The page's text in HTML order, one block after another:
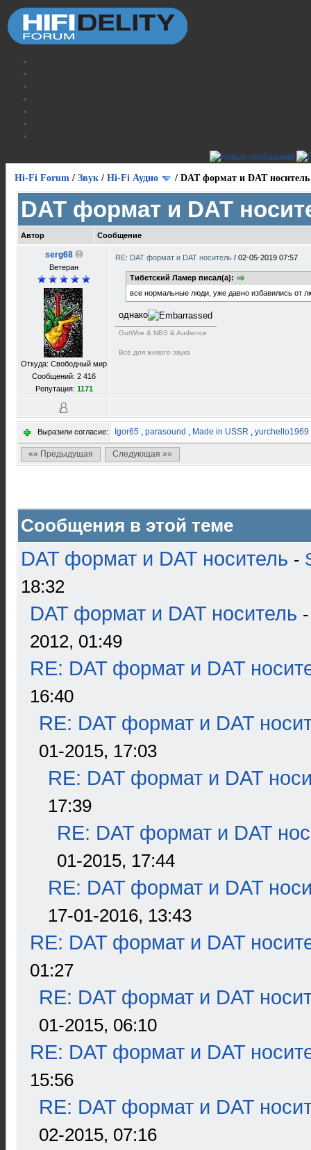
Hi-Fi Forum / Звук / Hi-Fi Аудио / DAT формат и DAT носитель
DAT формат и DAT
Автор Сообщение
serg68
Ветеран
Откуда: Свободный мир
Сообщений: 2 416
Репутация: 1171
RE: DAT формат и DAT носитель / 02-05-2019 07:57
Тибетский Ламер писал(а):
все нормальные люди, уже давно избавились от
однако
GutWire & NBS & Audience
Всё для живого звука
Выразили согласие: Igor65 , parasound , Made in USSR , yurchello1969
«« Предыдущая Следующая »»
Сообщения в этой теме
DAT формат и DAT носитель -
18:32
DAT формат и DAT носитель
2012, 01:49
RE: DAT формат и DAT
16:40
RE: DAT формат и DAT
01-2015, 17:03
RE: DAT формат и DAT
17:39
RE: DAT формат и DAT
01-2015, 17:44
RE: DAT формат и DAT
17-01-2016, 13:43
RE: DAT формат и DAT
01:27
RE: DAT формат и DAT
01-2015, 06:10
RE: DAT формат и DAT
15:56
RE: DAT формат и DAT
02-2015, 07:16